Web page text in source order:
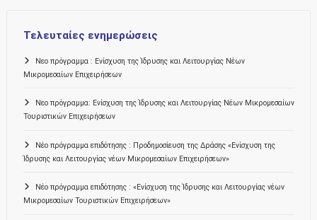
Τελευταίες ενημερώσεις
Νεο πρόγραμμα : Ενίσχυση της Ίδρυσης και Λειτουργίας Νέων
Μικρομεσαίων Επιχειρήσεων
Νεο πρόγραμμα: Ενίσχυση της Ίδρυσης και Λειτουργίας Νέων Μικρομεσαίων
Τουριστικών Επιχειρήσεων
Νέο πρόγραμμα επιδότησης : Προδημοσίευση της Δράσης «Ενίσχυση της
Ίδρυσης και Λειτουργίας νέων Μικρομεσαίων Επιχειρήσεων»
Νέο πρόγραμμα επιδότησης : «Ενίσχυση της Ίδρυσης και Λειτουργίας νέων
Μικρομεσαίων Τουριστικών Επιχειρήσεων»